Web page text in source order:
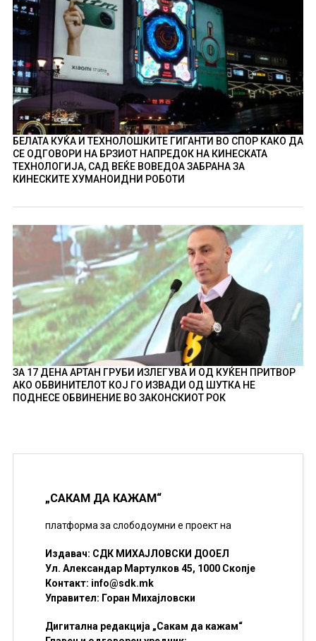
БЕЛАТА КУЌА И ТЕХНОЛОШКИТЕ ГИГАНТИ ВО СПОР КАКО ДА
СЕ ОДГОВОРИ НА БРЗИОТ НАПРЕДОК НА КИНЕСКАТА
ТЕХНОЛОГИЈА, САД ВЕЌЕ ВОВЕДОА ЗАБРАНА ЗА
КИНЕСКИТЕ ХУМАНОИДНИ РОБОТИ
ЗА 17 ДЕНА АРТАН ГРУБИ ИЗЛЕГУВА И ОД КУЌЕН ПРИТВОР
АКО ОБВИНИТЕЛОТ КОЈ ГО ИЗВАДИ ОД ШУТКА НЕ
ПОДНЕСЕ ОБВИНЕНИЕ ВО ЗАКОНСКИОТ РОК
„САКАМ ДА КАЖАМ“
платформа за слободоумни е проект на
Издавач: СДК МИХАЈЛОВСКИ ДООЕЛ
Ул. Александар Мартулков 45, 1000 Скопје
Контакт: info@sdk.mk
Управител: Горан Михајловски
Дигитална редакција „Сакам да кажам“